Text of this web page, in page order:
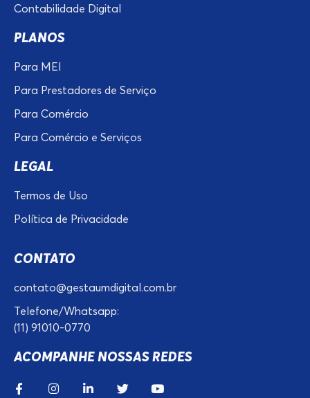
Contabilidade Digital
PLANOS
Para MEI
Para Prestadores de Serviço
Para Comércio
Para Comércio e Serviços
LEGAL
Termos de Uso
Política de Privacidade
CONTATO
contato@gestaumdigital.com.br
Telefone/Whatsapp:
(11) 91010-0770
ACOMPANHE NOSSAS REDES